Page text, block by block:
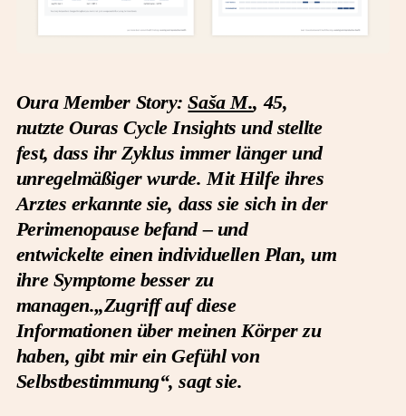
Oura Member Story:Saša M., 45,
nutzte Ouras Cycle Insights und stellte
fest, dass ihr Zyklus immer länger und
unregelmäßiger wurde. Mit Hilfe ihres
Arztes erkannte sie, dass sie sich in der
Perimenopause befand – und
entwickelte einen individuellen Plan, um
ihre Symptome besser zu
managen.„Zugriff auf diese
Informationen über meinen Körper zu
haben, gibt mir ein Gefühl von
Selbstbestimmung“, sagt sie.